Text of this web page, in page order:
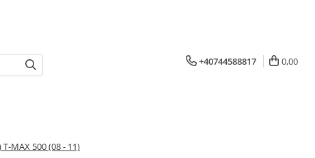
+40744588817 0,00
MAX 500 (08 - 11)